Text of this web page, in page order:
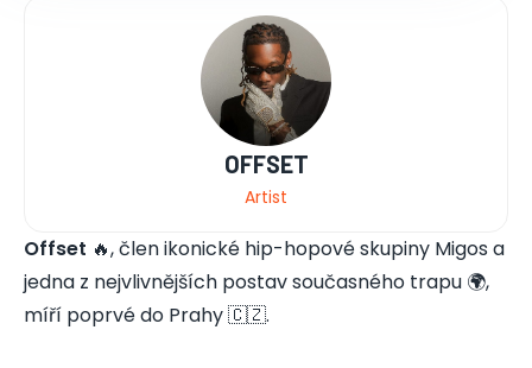
OFFSET
Artist
Offset 🔥, člen ikonické hip-hopové skupiny Migos a
jedna z nejvlivnějších postav současného trapu 🌍,
míří poprvé do Prahy 🇨🇿.